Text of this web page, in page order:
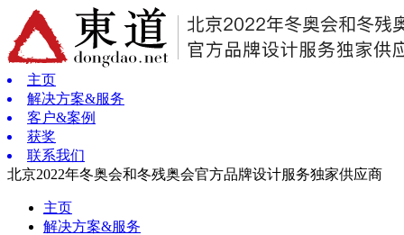
主页
解决方案&服务
客户&案例
获奖
联系我们
北京2022年冬奥会和冬残奥会官方品牌设计服务独家供应商
主页
解决方案&服务